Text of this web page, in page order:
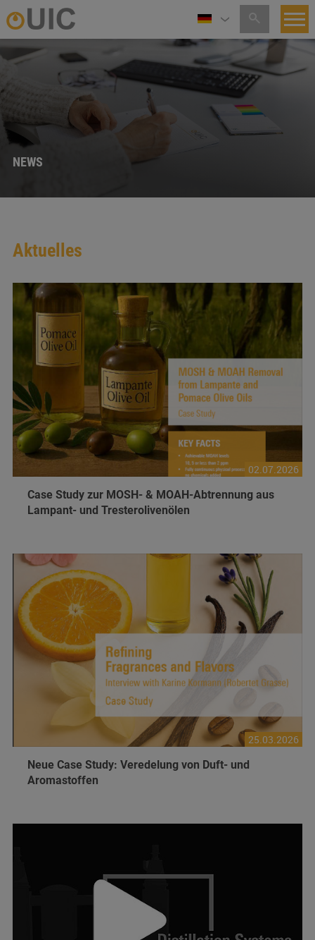
NEWS
Aktuelles
02.07.2026
Case Study zur MOSH- & MOAH-Abtrennung aus
Lampant- und Tresterolivenölen
25.03.2026
Neue Case Study: Veredelung von Duft- und
Aromastoffen